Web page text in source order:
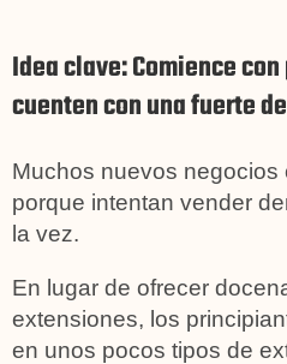
Idea clave: Comience
cuenten con una fuerte
Muchos nuevos negocios
porque intentan vender
la vez.
En lugar de ofrecer
extensiones, los
en unos pocos tipos de